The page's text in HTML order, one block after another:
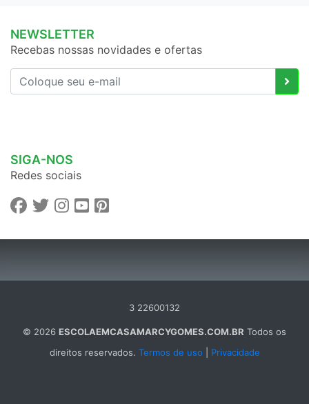
NEWSLETTER
Recebas nossas novidades e ofertas
SIGA-NOS
Redes sociais
3 22600132
© 2026 ESCOLAEMCASAMARCYGOMES.COM.BR Todos os
direitos reservados. Termos de uso Privacidade